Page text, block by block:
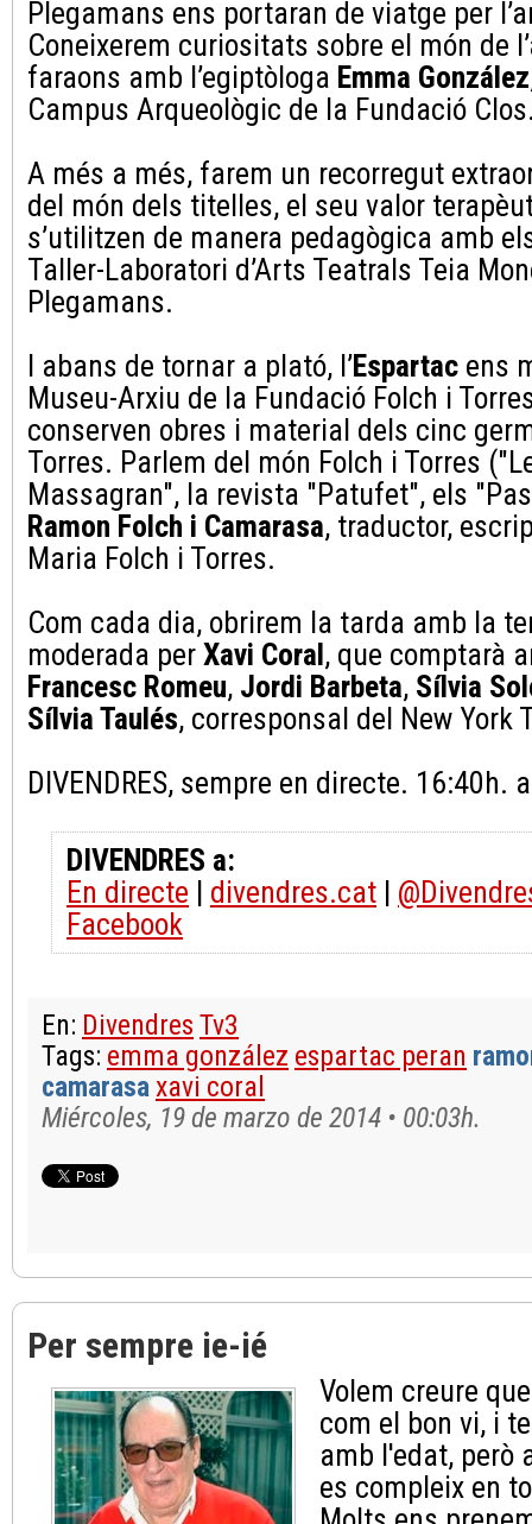
Plegamans ens portaran de viatge per
Coneixerem curiositats sobre el món de
faraons amb l’egiptòloga Emma González
Campus Arqueològic de la Fundació
A més a més, farem un recorregut
del món dels titelles, el seu valor
s’utilitzen de manera pedagògica amb
Taller-Laboratori d’Arts Teatrals Teia
Plegamans.
I abans de tornar a plató, l’Espartac ens
Museu-Arxiu de la Fundació Folch i
conserven obres i material dels cinc
Torres. Parlem del món Folch i Torres
Massagran", la revista "Patufet", els
Ramon Folch i Camarasa, traductor,
Maria Folch i Torres.
Com cada dia, obrirem la tarda amb la
moderada per Xavi Coral, que comptarà
Francesc Romeu, Jordi Barbeta, Sílvia
Sílvia Taulés, corresponsal del New York
DIVENDRES, sempre en directe. 16:40h.
DIVENDRES a:
En directe | divendres.cat |
Facebook
En: Divendres Tv3
Tags: emma gonzález espartac peran
camarasaxavi coral
Miércoles, 19 de marzo de 2014 • 00:03h.
Per sempre ie-ié
Volem creure
com el bon vi, i
amb l'edat, però
es compleix en